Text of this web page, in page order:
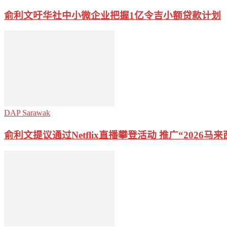
俞利文吁华社中小微企业把握1亿令吉小额贷款计划
DAP Sarawak
俞利文提议通过Netflix直播攀登活动 推广“2026马来